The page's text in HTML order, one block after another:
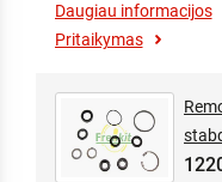
Daugiau informacijos
Pritaikymas